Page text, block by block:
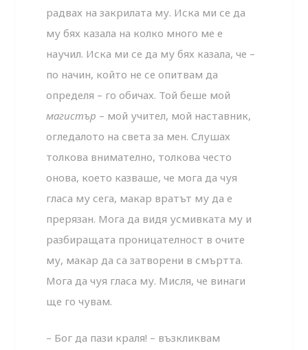
радвах на закрилата му. Иска ми се да
му бях казала на колко много ме е
научил. Иска ми се да му бях казала, че –
по начин, който не се опитвам да
определя – го обичах. Той беше мой
магистър – мой учител, мой наставник,
огледалото на света за мен. Слушах
толкова внимателно, толкова често
онова, което казваше, че мога да чуя
гласа му сега, макар вратът му да е
прерязан. Мога да видя усмивката му и
разбиращата проницателност в очите
му, макар да са затворени в смъртта.
Мога да чуя гласа му. Мисля, че винаги
ще го чувам.
– Бог да пази краля! – възкликвам